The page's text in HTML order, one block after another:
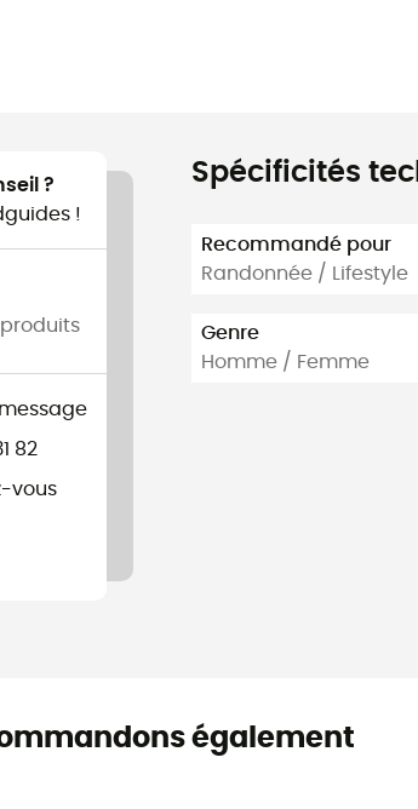
?
!
produits
82
vous
Spécificités
Recommandé pour
Randonnée / Lifestyle
Genre
Homme / Femme
également